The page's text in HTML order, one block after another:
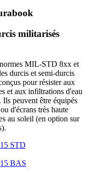
militarisés
MIL-STD 8xx et
durcis et semi-durcis
pour résister aux
et aux infiltrations d'eau
Ils peuvent être équipés
d'écrans très haute
au soleil (en option sur
STD
BAS